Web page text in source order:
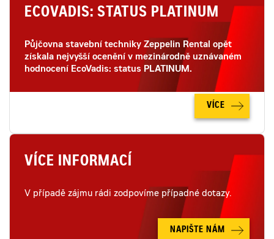
ECOVADIS: STATUS PLATINUM
Půjčovna stavební techniky Zeppelin Rental opět
získala nejvyšší ocenění v mezinárodně uznávaném
hodnocení EcoVadis: status PLATINUM.
VÍCE
VÍCE INFORMACÍ
V případě zájmu rádi zodpovíme případné dotazy.
NAPIŠTE NÁM